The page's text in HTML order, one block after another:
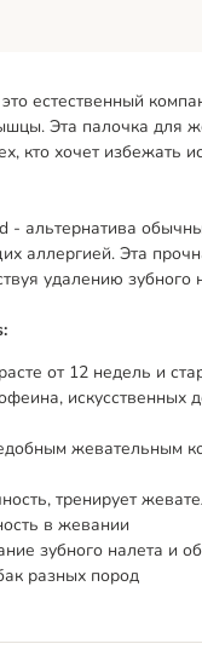
естественный
Эта палочка для
кто хочет избежать
- альтернатива
аллергией. Эта
удалению
от 12 недель и
искусственных
жевательным
тренирует
в жевании
зубного налета и
разных пород